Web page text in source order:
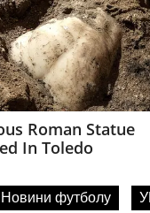
Новини футболу